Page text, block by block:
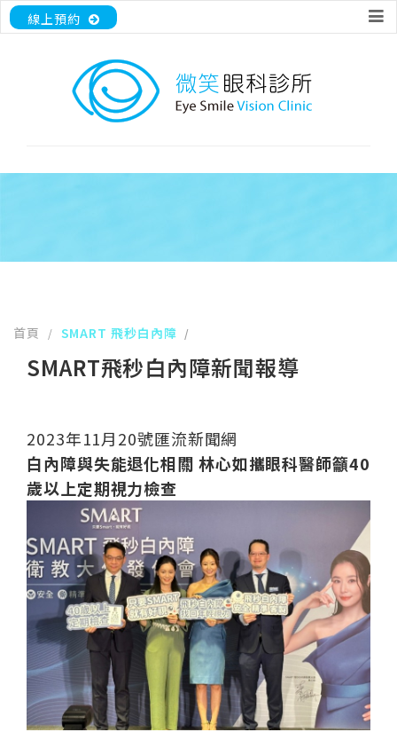
首頁 / SMART 飛秒白內障 /
SMART飛秒白內障新聞報導
2023年11月20號匯流新聞網
白內障與失能退化相關 林心如攜眼科醫師籲40
歲以上定期視力檢查
線上預約